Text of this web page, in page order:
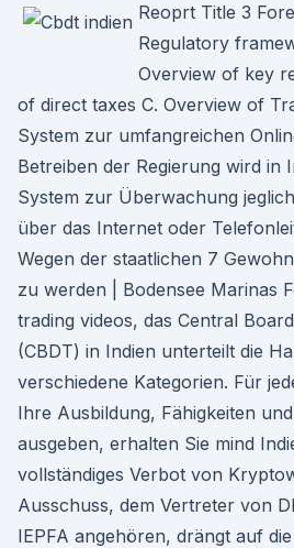
Reoprt Title 3
Regulatory
Overview of key
of direct taxes C. Overview of
System zur umfangreichen
Betreiben der Regierung wird in
System zur Überwachung
über das Internet oder
Wegen der staatlichen 7
zu werden | Bodensee Marinas
trading videos, das Central
(CBDT) in Indien unterteilt die
verschiedene Kategorien. Für
Ihre Ausbildung, Fähigkeiten
ausgeben, erhalten Sie mind
vollständiges Verbot von
Ausschuss, dem Vertreter von
IEPFA angehören, drängt auf